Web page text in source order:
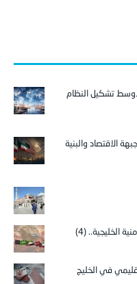
تشكيل النظام
الاقتصاد والبنية
الخليجية.. (4)
في الخليج